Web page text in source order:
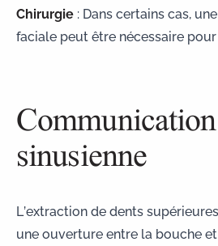
Chirurgie : Dans certains cas, une
faciale peut être nécessaire
sinusienne
L’extraction de dents
une ouverture entre la bouche